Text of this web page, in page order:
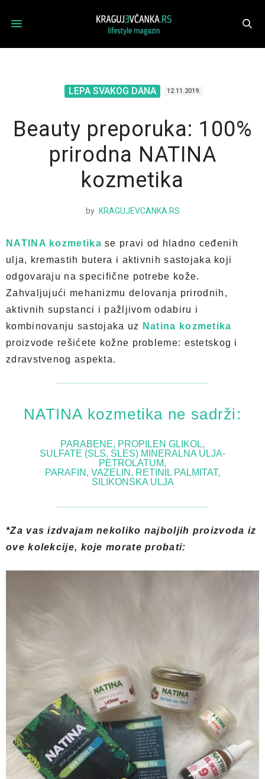
LEPA SVAKOG DANA 12.11.2019.
Beauty preporuka: 100%
prirodna NATINA
kozmetika
by KRAGUJEVCANKA.RS
NATINA kozmetika se pravi od hladno ceđenih
ulja, kremastih butera i aktivnih sastojaka koji
odgovaraju na specifične potrebe kože.
Zahvaljujući mehanizmu delovanja prirodnih,
aktivnih supstanci i pažljivom odabiru i
kombinovanju sastojaka uz
Natina kozmetika
proizvode rešićete kožne probleme: estetskog i
zdravstvenog aspekta.
NATINA kozmetika ne sadrži:
PARABENE, PROPILEN GLIKOL,
SULFATE (SLS, SLES) MINERALNA ULJA-
PETROLATUM,
PARAFIN, VAZELIN, RETINIL PALMITAT,
SILIKONSKA ULJA
*Za vas izdvajam nekoliko najboljih proizvoda iz
ove kolekcije, koje morate probati: